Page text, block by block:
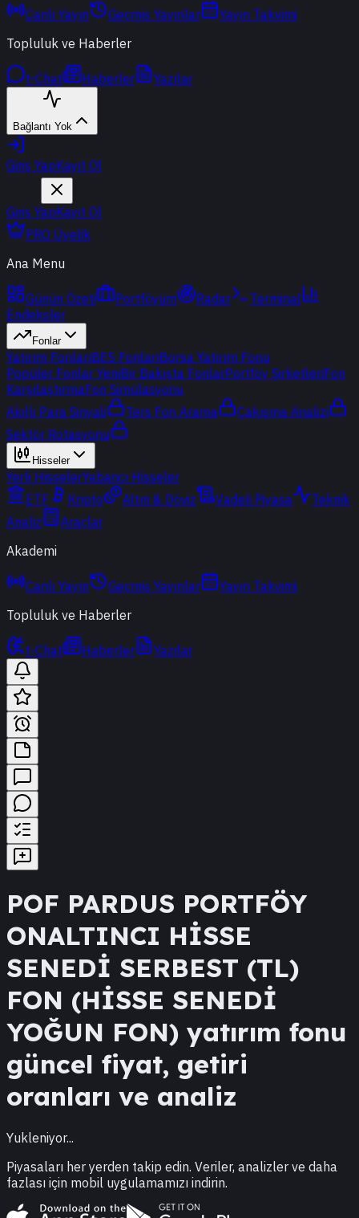
Canlı Yayın Geçmiş Yayınlar
Yayın Takvimi
Topluluk ve Haberler
t-Chat Haberler Yazılar
Bağlantı Yok
Giriş YapKayıt Ol
Giriş YapKayıt Ol
PRO Üyelik
Ana Menu
Günün Özeti Portföyüm Radar
Terminal
Endeksler
Fonlar
Yatırım FonlarıBES FonlarıBorsa Yatırım Fonu
Popüler Fonlar YeniBir Bakışta FonlarPortföy ŞirketleriFon
KarşılaştırmaFon Simülasyonu
Akıllı Para Sinyali
Ters Fon Arama
Çakışma Analizi
Sektör Rotasyonu
Hisseler
Yerli HisselerYabancı Hisseler
ETF
Kripto Altın & Döviz Vadeli Piyasa
Teknik
Analiz
Araçlar
Akademi
Canlı Yayın Geçmiş Yayınlar
Yayın Takvimi
Topluluk ve Haberler
t-Chat Haberler Yazılar
POF PARDUS PORTFÖY
ONALTINCI HİSSE
SENEDİ SERBEST (TL)
FON (HİSSE SENEDİ
YOĞUN FON) yatırım fonu
güncel fiyat, getiri
oranları ve analiz
Yukleniyor...
Piyasaları her yerden takip edin. Veriler, analizler ve daha
fazlası için mobil uygulamamızı indirin.